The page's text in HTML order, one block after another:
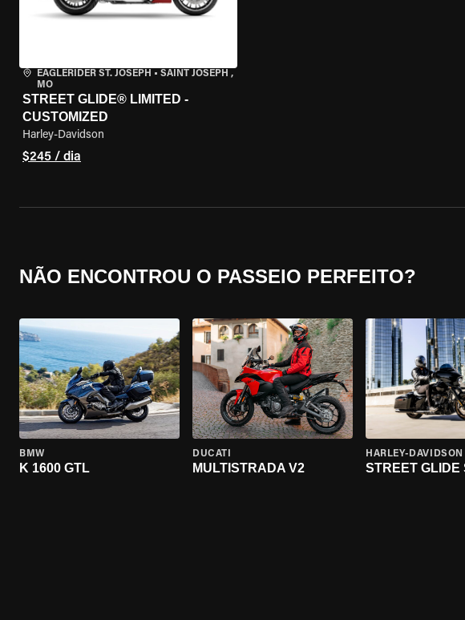
EAGLERIDER ST. JOSEPH • SAINT JOSEPH ,
MO
STREET GLIDE® LIMITED -
CUSTOMIZED
Harley-Davidson
$245 / dia
NÃO ENCONTROU O PASSEIO PERFEITO?
BMW
K 1600 GTL
DUCATI
MULTISTRADA V2
HARLEY-DAVIDSON
STREET GLIDE